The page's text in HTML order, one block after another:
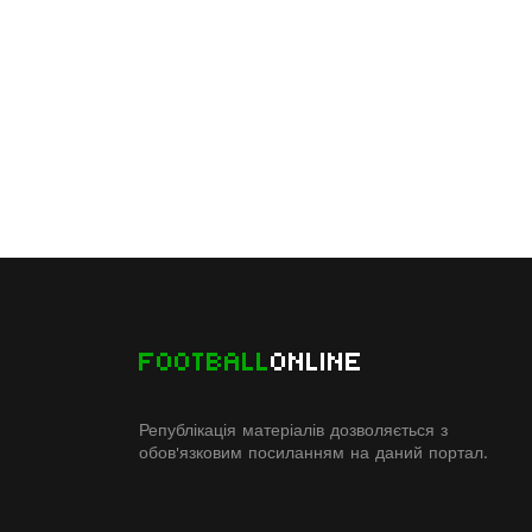
FOOTBALLONLINE
Републікація матеріалів дозволяється з
обов'язковим посиланням на даний портал.